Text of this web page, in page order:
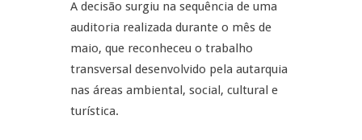
A decisão surgiu na sequência de uma
auditoria realizada durante o mês de
maio, que reconheceu o trabalho
transversal desenvolvido pela autarquia
nas áreas ambiental, social, cultural e
turística.